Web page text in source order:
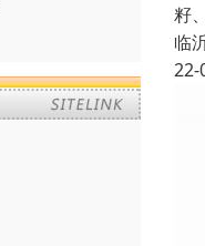
籽
临
22-